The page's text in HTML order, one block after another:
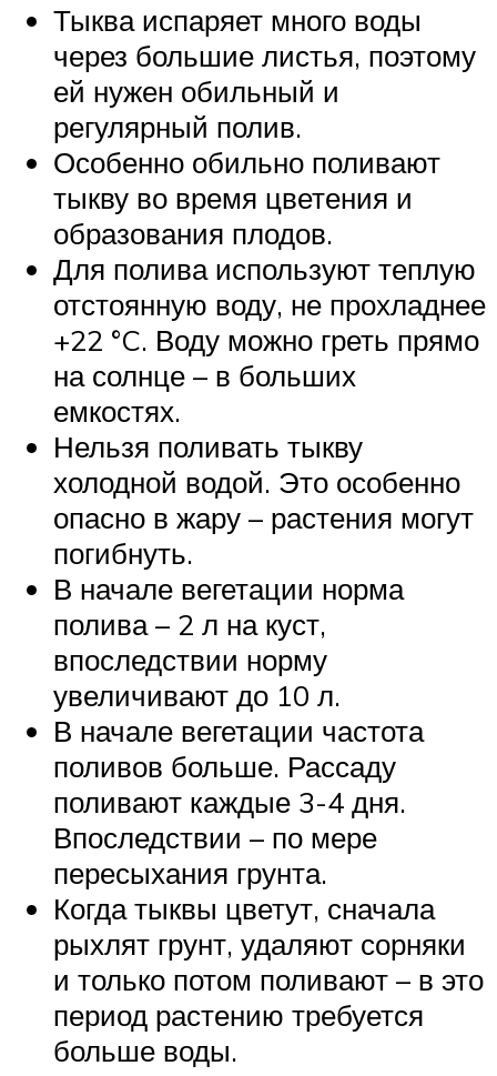
Тыква испаряет много воды
через большие листья, поэтому
ей нужен обильный и
регулярный полив.
Особенно обильно поливают
тыкву во время цветения и
образования плодов.
Для полива используют теплую
отстоянную воду, не прохладнее
+22 °C. Воду можно греть прямо
на солнце – в больших
емкостях.
Нельзя поливать тыкву
холодной водой. Это особенно
опасно в жару – растения могут
погибнуть.
В начале вегетации норма
полива – 2 л на куст,
впоследствии норму
увеличивают до 10 л.
В начале вегетации частота
поливов больше. Рассаду
поливают каждые 3-4 дня.
Впоследствии – по мере
пересыхания грунта.
Когда тыквы цветут, сначала
рыхлят грунт, удаляют сорняки
и только потом поливают – в это
период растению требуется
больше воды.